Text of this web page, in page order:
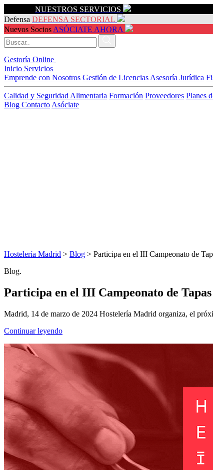
NUESTROS SERVICIOS
Defensa DEFENSA SECTORIAL
Nuevos Socios ASÓCIATE AHORA
Gestoría Online
Inicio Servicios
Emprende con Nosotros Gestión de Licencias Asesoría Jurídica
Calidad y Seguridad Alimentaria Formación Proveedores Planes
Blog Contacto Asóciate
Hostelería Madrid > Blog > Participa en el III Campeonato de
Blog.
Participa en el III Campeonato de
Madrid, 14 de marzo de 2024 Hostelería Madrid organiza, el
Continuar leyendo